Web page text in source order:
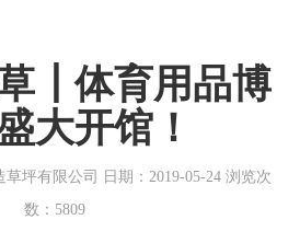
┃体育用品博
大开馆！
坪有限公司 日期：2019-05-24 浏览次
数：5809